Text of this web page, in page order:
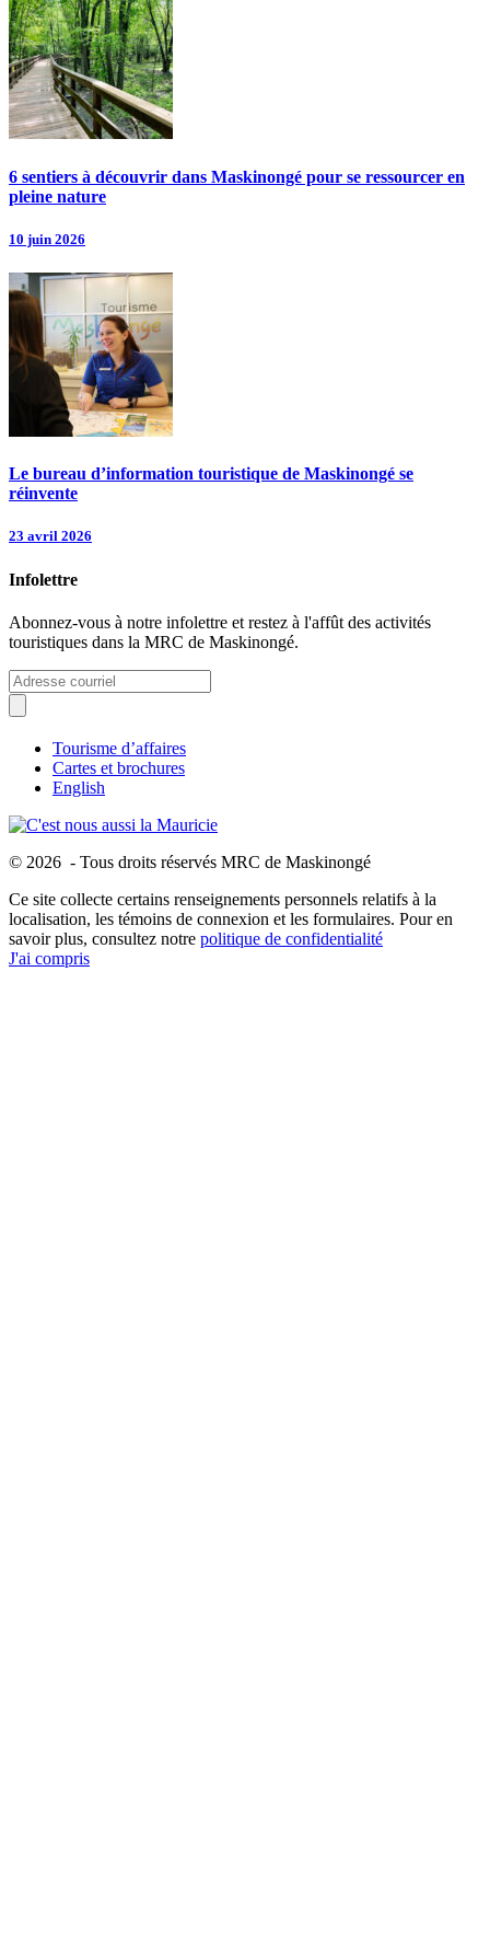
6 sentiers à découvrir dans Maskinongé pour se ressourcer en
pleine nature
10 juin 2026
Le bureau d’information touristique de Maskinongé se
réinvente
23 avril 2026
Infolettre
Abonnez-vous à notre infolettre et restez à l'affût des activités
touristiques dans la MRC de Maskinongé.
Tourisme d’affaires
Cartes et brochures
English
© 2026 - Tous droits réservés MRC de Maskinongé
Ce site collecte certains renseignements personnels relatifs à la
localisation, les témoins de connexion et les formulaires. Pour en
savoir plus, consultez notre politique de confidentialité
J'ai compris